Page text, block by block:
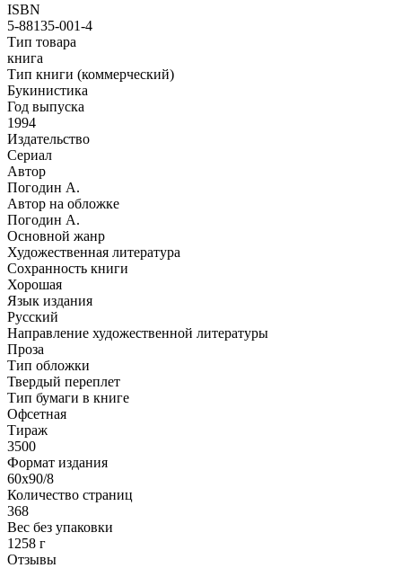
ISBN
5-88135-001-4
Тип товара
книга
Тип книги (коммерческий)
Букинистика
Год выпуска
1994
Издательство
Сериал
Автор
Погодин А.
Автор на обложке
Погодин А.
Основной жанр
Художественная литература
Сохранность книги
Хорошая
Язык издания
Русский
Направление художественной литературы
Проза
Тип обложки
Твердый переплет
Тип бумаги в книге
Офсетная
Тираж
3500
Формат издания
60x90/8
Количество страниц
368
Вес без упаковки
1258 г
Отзывы